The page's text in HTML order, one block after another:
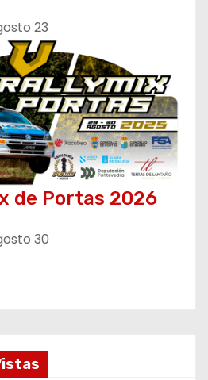
23
de Portas 2026
30